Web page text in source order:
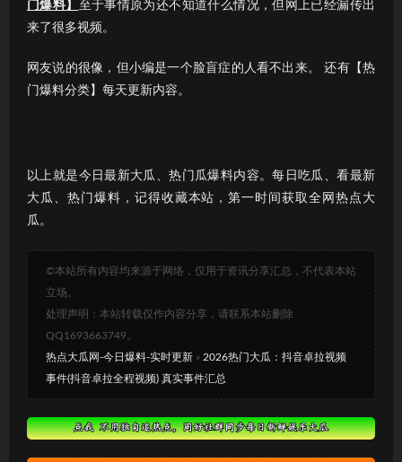
门爆料】
至于事情原为还不知道什么情况，但网上已经漏传出
来了很多视频。
网友说的很像，但小编是一个脸盲症的人看不出来。 还有【热
门爆料分类】每天更新内容。
以上就是今日最新大瓜、热门瓜爆料内容。每日吃瓜、看最新
大瓜、热门爆料，记得收藏本站，第一时间获取全网热点大
瓜。
©本站所有内容均来源于网络，仅用于资讯分享汇总，不代表本站
立场。
处理声明：本站转载仅作内容分享，请联系本站删除
QQ1693663749。
热点大瓜网-今日爆料-实时更新 » 2026热门大瓜：抖音卓拉视频
事件(抖音卓拉全程视频) 真实事件汇总